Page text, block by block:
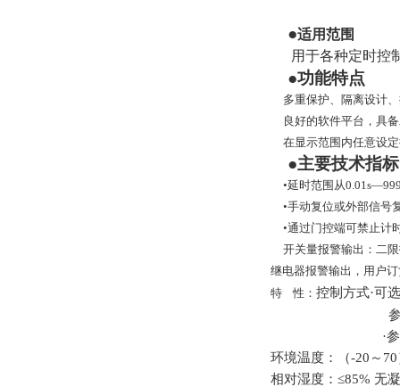
●适用范围
用于各种定时控
●功能特点
多重保护、隔离设计
良好的软件平台，具
在显示范围内任意设
●主要技术指标
•延时范围从
•手动复位或外部信号
•通过门控端可禁止计
开关量报警输出：二
继电器报警输出，用户
特
性： 控制方式·可
·
环境温度：（-20 ～
相对湿度：≤85% 无